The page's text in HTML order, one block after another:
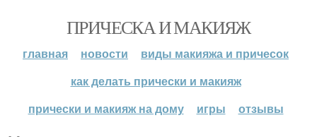
ПРИЧЕСКА И МАКИЯЖ
главная новости
виды макияжа и причесок
как делать прически и макияж
прически и макияж на дому
игры отзывы